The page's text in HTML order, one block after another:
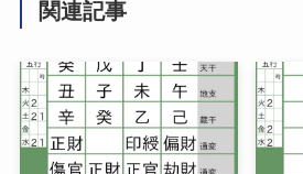
関連記事